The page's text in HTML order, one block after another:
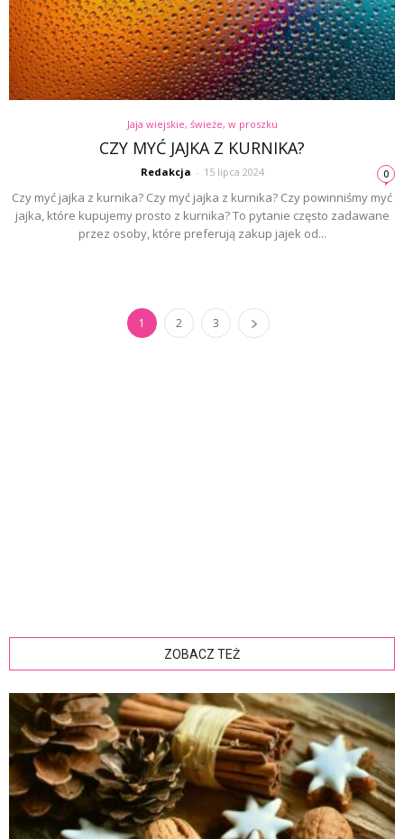
Jaja wiejskie, świeże, w proszku
CZY MYĆ JAJKA Z KURNIKA?
Redakcja - 15 lipca 2024 0
Czy myć jajka z kurnika? Czy myć jajka z kurnika? Czy powinniśmy myć
jajka, które kupujemy prosto z kurnika? To pytanie często zadawane
przez osoby, które preferują zakup jajek od...
1 2 3
ZOBACZ TEŻ